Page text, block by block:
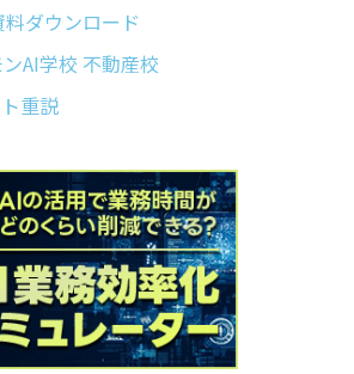
ダウンロード
AI学校 不動産校
重説